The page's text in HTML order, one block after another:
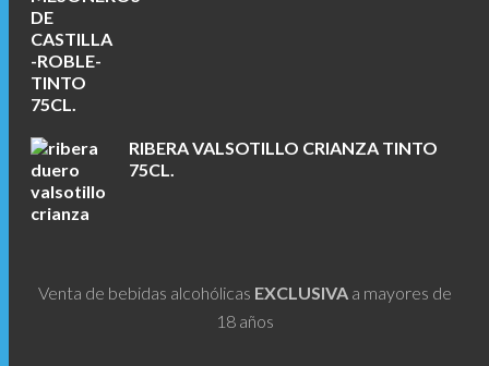
RIBERA VALSOTILLO CRIANZA TINTO
75CL.
Venta de bebidas alcohólicas EXCLUSIVAa mayores de
18 años